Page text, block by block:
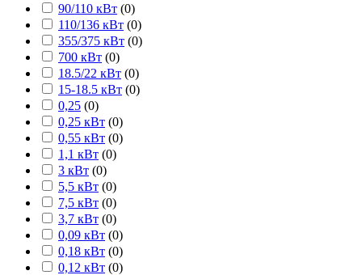
90/110 кВт (0)
110/136 кВт (0)
355/375 кВт (0)
700 кВт (0)
18.5/22 кВт (0)
15-18.5 кВт (0)
0,25 (0)
0,25 кВт (0)
0,55 кВт (0)
1,1 кВт (0)
3 кВт (0)
5,5 кВт (0)
7,5 кВт (0)
3,7 кВт (0)
0,09 кВт (0)
0,18 кВт (0)
0,12 кВт (0)